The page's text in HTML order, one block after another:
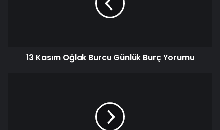
13 Kasım Oğlak Burcu Günlük Burç Yorumu